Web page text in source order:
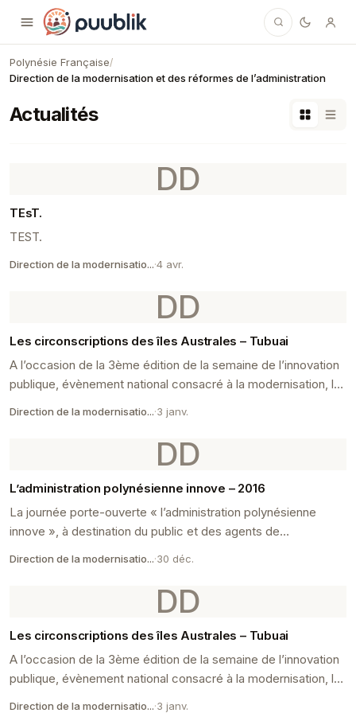
Puublik
Polynésie Française/
Direction de la modernisation et des réformes de l’administration
Actualités
DD
TEsT.
TEST.
Direction de la modernisatio...·4 avr.
DD
Les circonscriptions des îles Australes – Tubuai
A l’occasion de la 3ème édition de la semaine de l’innovation
publique, évènement national consacré à la modernisation, la
Direction de la modernisatio...·3 janv.
DD
L’administration polynésienne innove – 2016
La journée porte-ouverte « l’administration polynésienne
innove », à destination du public et des agents de
Direction de la modernisatio...·30 déc.
DD
Les circonscriptions des îles Australes – Tubuai
A l’occasion de la 3ème édition de la semaine de l’innovation
publique, évènement national consacré à la modernisation, la
Direction de la modernisatio...·3 janv.